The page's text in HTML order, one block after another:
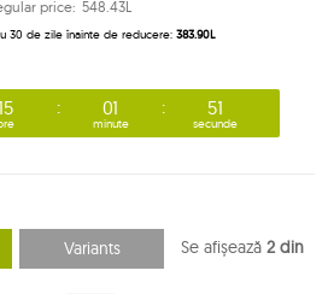
price: 548.43L
30 de zile înainte de reducere: 383.90L
01
minute
51
secunde
Variants Se afișează 2 din